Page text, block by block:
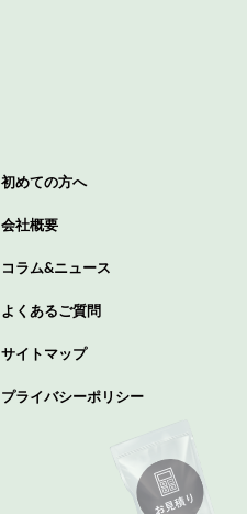
初めての方へ
会社概要
コラム&ニュース
よくあるご質問
サイトマップ
プライバシーポリシー